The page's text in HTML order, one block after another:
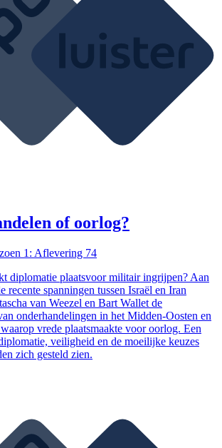
of oorlog?
1: Aflevering 74
diplomatie plaatsvoor militair ingrijpen? Aan
recente spanningen tussen Israël en Iran
van Weezel en Bart Wallet de
onderhandelingen in het Midden-Oosten en
vrede plaatsmaakte voor oorlog. Een
veiligheid en de moeilijke keuzes
zich gesteld zien.